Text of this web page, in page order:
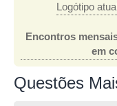
Logótipo
Encontros
em
Questões